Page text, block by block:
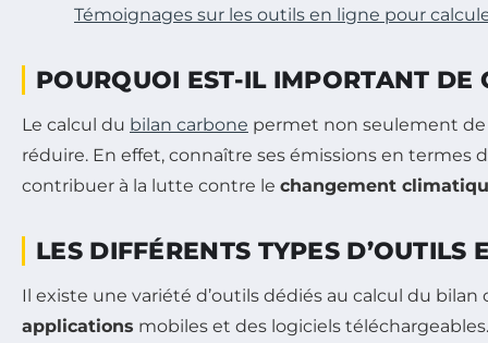
Témoignages sur les outils en ligne pour
POURQUOI EST-IL IMPORTANT
Le calcul du bilan carbone permet non seulement
réduire. En effet, connaître ses émissions en termes
contribuer à la lutte contre le changement
LES DIFFÉRENTS TYPES D’OUTILS
Il existe une variété d’outils dédiés au calcul du
applications mobiles et des logiciels